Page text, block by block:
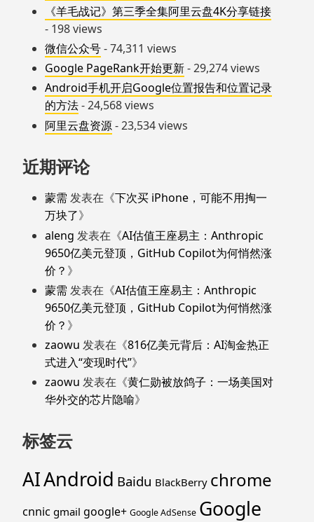
《羊毛战记》第三季全集阿里云盘4K分享链接
- 198 views
微信公众号- 74,311 views
Google PageRank开始更新- 29,274 views
Android手机开启Google位置报告和位置记录
的方法- 24,568 views
阿里云盘资源- 23,534 views
近期评论
蒙需 发表在《下次买 iPhone，可能不用掏一
万块了》
aleng 发表在《AI估值王座易主：Anthropic
9650亿美元登顶，GitHub Copilot为何悄然涨
价？ 》
蒙需 发表在《AI估值王座易主：Anthropic
9650亿美元登顶，GitHub Copilot为何悄然涨
价？ 》
zaowu 发表在《816亿美元背后：AI淘金热正
式进入“变现时代”》
zaowu 发表在《黄仁勋被放鸽子：一场美国对
华外交的芯片隐喻》
标签云
AIAndroid Baidu BlackBerry chrome
cnnic gmail google+ Google AdSense Google